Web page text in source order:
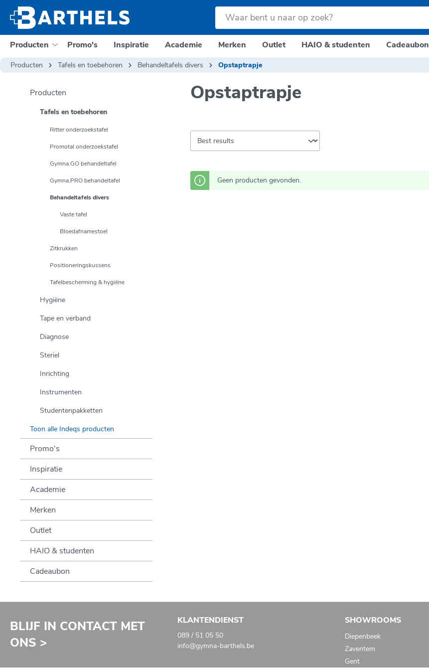
zoekopdracht Ga naar de hoofdnavigatie
Producten Promo's Inspiratie Academie Merken Outlet HAIO & studenten Cadeaubon
Producten
Tafels en toebehoren Behandeltafels divers Opstaptrapje
Producten
Tafels en toebehoren
Ritter onderzoekstafel
Promotal onderzoekstafel
Gymna.GO behandeltafel
Gymna.PRO behandeltafel
Behandeltafels divers
Vaste tafel
Bloedafnamestoel
Zitkrukken
Positioneringskussens
Tafelbescherming & hygiëne
Hygiëne
Tape en verband
Diagnose
Steriel
Inrichting
Instrumenten
Studentenpakketten
Toon alle Indeqs producten
Promo's
Inspiratie
Academie
Merken
Outlet
HAIO & studenten
Cadeaubon
Opstaptrapje
Geen producten gevonden.
BLIJF IN CONTACT MET
ONS >
KLANTENDIENST
089 / 51 05 50
info@gymna-barthels.be
SHOWROOMS
Diepenbeek
Zaventem
Gent